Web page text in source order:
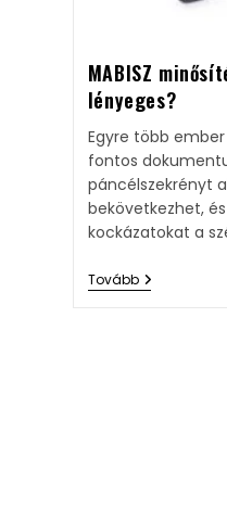
​MABISZ
lényeges?​
Egyre több
fontos
páncélszekrényt
bekövetkezhet,
kockázatokat a
Tovább